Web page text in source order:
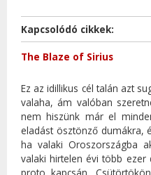
Kapcsolódó cikkek:
The Blaze of Sirius
Ez az idillikus cél talán azt
valaha, ám valóban
nem hiszünk már el
eladást ösztönző dumákra,
ha valaki Oroszországba
valaki hirtelen évi több
proto kapcsán.